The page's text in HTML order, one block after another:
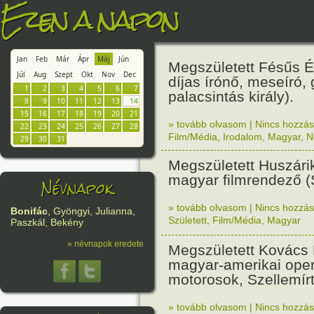
Ezen a napon
Jan Feb Már Ápr Máj
Jún
Júl
Aug Szept Okt Nov
Dec
1
2 3 4 5 6
7
8
9 10 11 12 13
14
15
16 17 18 19 20
21
22
23 24 25 26 27
28
29
30 31
Névnapok
Bonifác, Gyöngyi, Julianna,
Paszkál, Bekény
» névnapok eredete
Megszületett Fésűs
díjas írónő, meseíró,
palacsintás király).
» tovább olvasom | Nincs
Film/Média
Irodalom Magyar,
Megszületett
magyar filmrendező
» tovább olvasom | Nincs
Született Film/Média Magyar
Megszületett Kovács
magyar-amerikai
motorosok,
» tovább olvasom | Nincs